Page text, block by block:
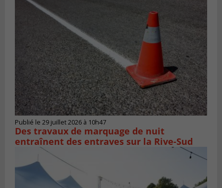
Publié le 29 juillet 2026 à 10h47
Des travaux de marquage de nuit
entraînent des entraves sur la Rive-Sud